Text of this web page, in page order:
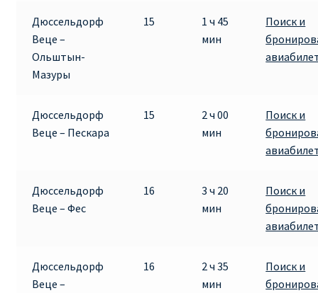
Дюссельдорф
Веце –
Ольштын-
Мазуры
15
1 ч 45
мин
Поиск и
Дюссельдорф
Веце – Пескара
15
2 ч 00
мин
Поиск и
Дюссельдорф
Веце – Фес
16
3 ч 20
мин
Поиск и
Дюссельдорф
Веце –
16
2 ч 35
мин
Поиск и